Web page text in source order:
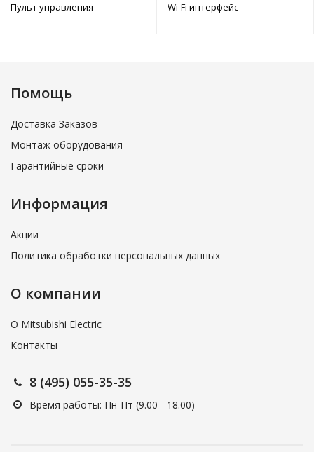
Пульт управления
Wi-Fi интерфейс
Помощь
Доставка Заказов
Монтаж оборудования
Гарантийные сроки
Информация
Акции
Политика обработки персональных данных
О компании
О Mitsubishi Electric
Контакты
8 (495) 055-35-35
Время работы: Пн-Пт (9.00 - 18.00)